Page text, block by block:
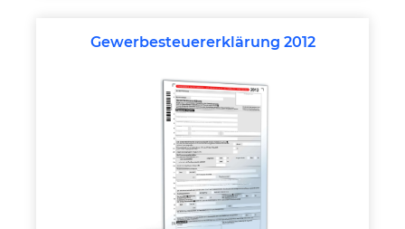
Gewerbesteuererklärung 2012